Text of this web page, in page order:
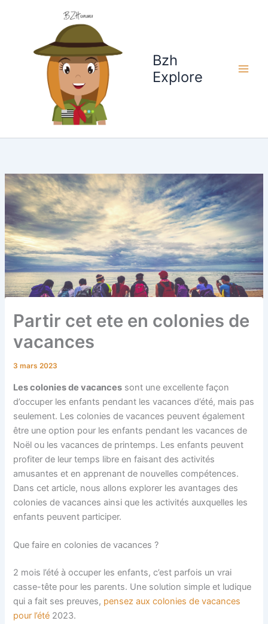
Bzh
Explore
Partir cet ete en colonies de
vacances
3 mars 2023
Les colonies de vacances sont une excellente façon
d’occuper les enfants pendant les vacances d’été, mais pas
seulement. Les colonies de vacances peuvent également
être une option pour les enfants pendant les vacances de
Noël ou les vacances de printemps. Les enfants peuvent
profiter de leur temps libre en faisant des activités
amusantes et en apprenant de nouvelles compétences.
Dans cet article, nous allons explorer les avantages des
colonies de vacances ainsi que les activités auxquelles les
enfants peuvent participer.
Que faire en colonies de vacances ?
2 mois l’été à occuper les enfants, c’est parfois un vrai
casse-tête pour les parents. Une solution simple et ludique
qui a fait ses preuves, pensez aux colonies de vacances
pour l’été 2023.